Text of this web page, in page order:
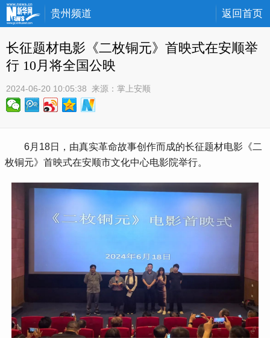
贵州频道 返回首页
长征题材电影《二枚铜元》首映式在安顺举
行 10月将全国公映
2024-06-20 10:05:38 来源： 掌上安顺
6月 18日，由真实革命故事创作而成的长征题材电影《二
枚铜元》首映式在安顺市文化中心电影院举行。